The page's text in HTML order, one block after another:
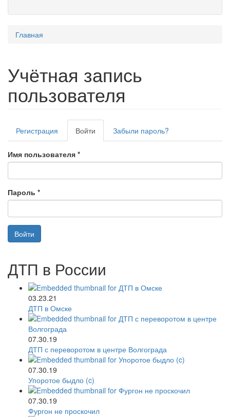
Вы здесь
Главная
Учётная запись
пользователя
Главные вкладки
Регистрация Войти (активная
вкладка)
Забыли пароль?
Имя пользователя *
Пароль *
Войти
ДТП в России
03.23.21
ДТП в Омске
07.30.19
ДТП с переворотом в центре Волгограда
07.30.19
Упоротое быдло (c)
07.30.19
Фургон не проскочил